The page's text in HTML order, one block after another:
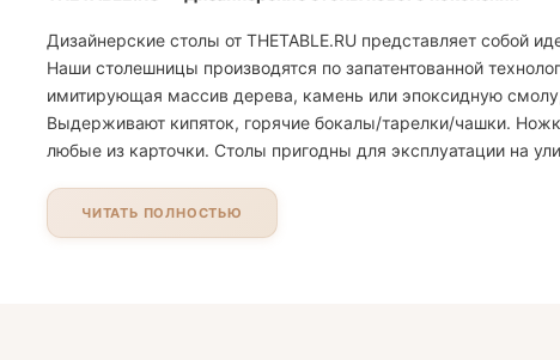
Дизайнерские столы от THETABLE.RU представляет собой
Наши столешницы производятся по запатентованной
имитирующая массив дерева, камень или эпоксидную
Выдерживают кипяток, горячие бокалы/тарелки/чашки.
любые из карточки. Столы пригодны для эксплуатации на
ЧИТАТЬ ПОЛНОСТЬЮ